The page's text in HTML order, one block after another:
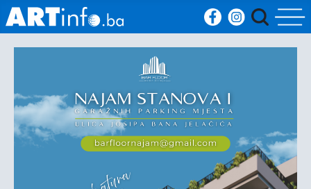
Vijesti
Sport